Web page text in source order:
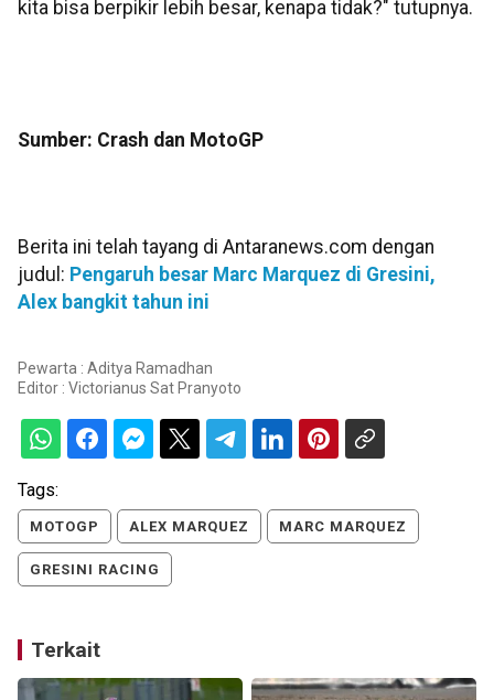
kita bisa berpikir lebih besar, kenapa tidak?" tutupnya.
Sumber: Crash dan MotoGP
Berita ini telah tayang di Antaranews.com dengan
judul: Pengaruh besar Marc Marquez di Gresini,
Alex bangkit tahun ini
Pewarta : Aditya Ramadhan
Editor : Victorianus Sat Pranyoto
Tags:
MOTOGP ALEX MARQUEZ MARC MARQUEZ
GRESINI RACING
Terkait